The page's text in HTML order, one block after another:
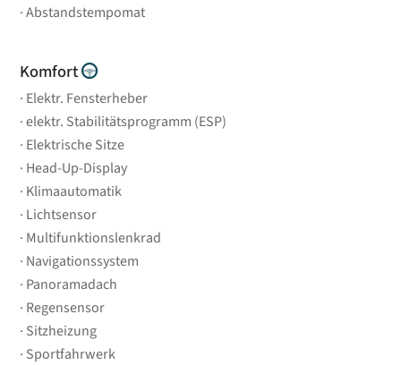
Abstandstempomat
Komfort
Elektr. Fensterheber
elektr. Stabilitätsprogramm (ESP)
Elektrische Sitze
Head-Up-Display
Klimaautomatik
Lichtsensor
Multifunktionslenkrad
Navigationssystem
Panoramadach
Regensensor
Sitzheizung
Sportfahrwerk